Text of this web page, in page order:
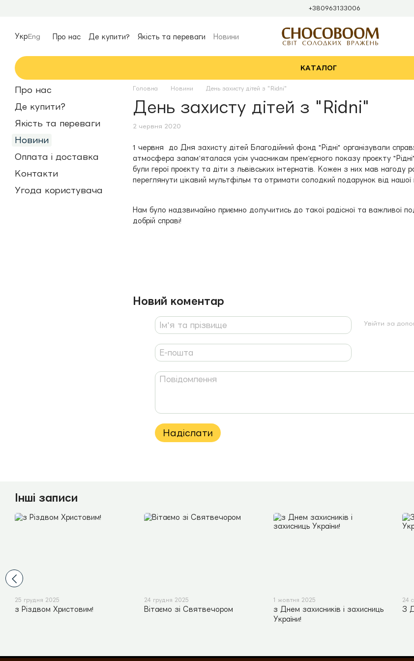
+380963133006
УкрEng Про нас Де купити? Якість та переваги
Новини
КАТАЛОГ
Головна Новини День захисту дітей з "Ridni"
День захисту дітей з "Ridni"
2 червня 2020
1 червня до Дня захисту дітей Благодійний фонд "Рідні" організували
атмосфера запам’яталася усім учасникам прем’єрного показу проєкту
були герої проєкту та діти з львівських інтернатів. Кожен з них мав нагоду
переглянути цікавий мультфільм та отримати солодкий подарунок від нашої
Нам було надзвичайно приємно долучитись до такої радісної та важливої
добрій справі!
Новий коментар
Увійти за
Надіслати
Про нас
Де купити?
Якість та переваги
Новини
Оплата і доставка
Контакти
Угода користувача
Інші записи
25 грудня 2025
з Різдвом Христовим!
24 грудня 2025
Вітаємо зі Святвечором
1 жовтня 2025
з Днем захисників і захисниць
України!
24
З